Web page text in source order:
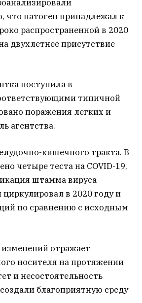
что патоген принадлежал к
распространенной в 2020
двухлетнее присутствие
поступила в
типичной
поражения легких и
агентства.
кишечного тракта. В
четыре теста на COVID-19,
штамма вируса
в 2020 году и
по сравнению с исходным
отражает
носителя на протяжении
и несостоятельность
благоприятную среду